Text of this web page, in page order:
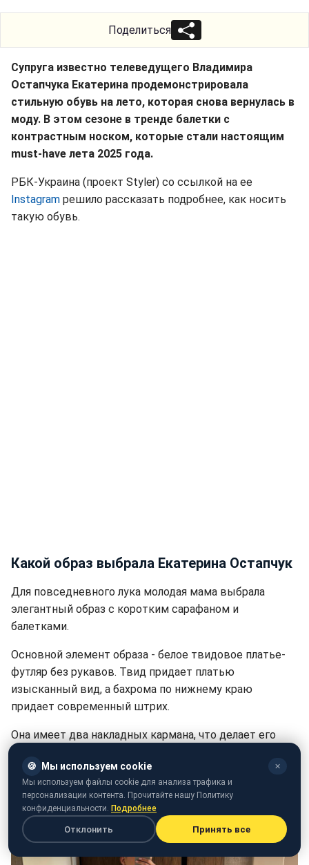
Поделиться
Супруга известно телеведущего Владимира
Остапчука Екатерина продемонстрировала
стильную обувь на лето, которая снова вернулась в
моду. В этом сезоне в тренде балетки с
контрастным носком, которые стали настоящим
must-have лета 2025 года.
РБК-Украина (проект Styler) со ссылкой на ее
Instagram решило рассказать подробнее, как носить
такую обувь.
Какой образ выбрала Екатерина Остапчук
Для повседневного лука молодая мама выбрала
элегантный образ с коротким сарафаном и
балетками.
Основной элемент образа - белое твидовое платье-
футляр без рукавов. Твид придает платью
изысканный вид, а бахрома по нижнему краю
придает современный штрих.
Она имеет два накладных кармана, что делает его
подчеркивает фигуру жены Остапчука.
🍪 Мы используем cookie ✕
Мы используем файлы cookie для анализа трафика и
персонализации контента. Прочитайте нашу Политику
конфиденциальности. Подробнее
Отклонить Принять все